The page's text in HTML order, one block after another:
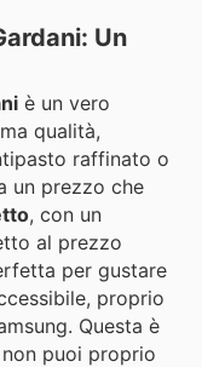
Un
è un vero
qualità,
raffinato o
un prezzo che
, con un
al prezzo
per gustare
proprio
Questa è
puoi proprio